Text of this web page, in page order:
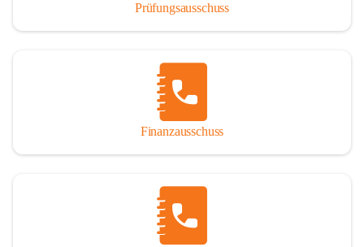
Prüfungsausschuss
Finanzausschuss